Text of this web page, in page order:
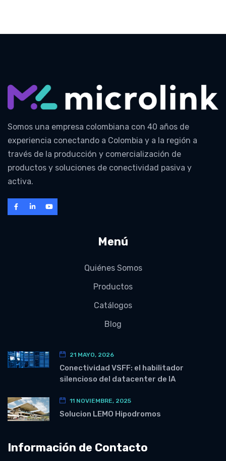
Somos una empresa colombiana con 40 años de
experiencia conectando a Colombia y a la región a
través de la producción y comercialización de
productos y soluciones de conectividad pasiva y
activa.
Menú
Quiénes Somos
Productos
Catálogos
Blog
21 MAYO, 2026
Conectividad VSFF: el habilitador
silencioso del datacenter de IA
11 NOVIEMBRE, 2025
Solucion LEMO Hipodromos
Información de Contacto